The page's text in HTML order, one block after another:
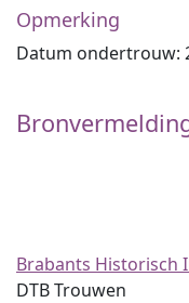
Opmerking
Datum ondertrouw:
Brabants Historisch
DTB Trouwen